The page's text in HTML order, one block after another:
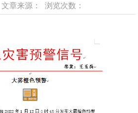
文章来源： 浏览次数：